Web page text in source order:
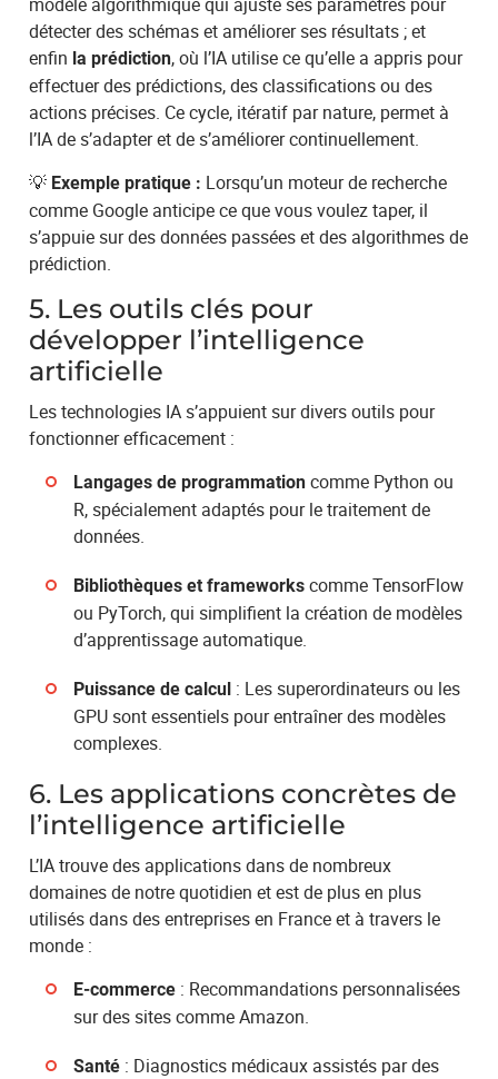
détecter des schémas et améliorer ses résultats ; et
enfin la prédiction, où l’IA utilise ce qu’elle a appris pour
effectuer des prédictions, des classifications ou des
actions précises. Ce cycle, itératif par nature, permet à
l’IA de s’adapter et de s’améliorer continuellement.
💡 Exemple pratique : Lorsqu’un moteur de recherche
comme Google anticipe ce que vous voulez taper, il
s’appuie sur des données passées et des algorithmes de
prédiction.
5. Les outils clés pour
développer l’intelligence
artificielle
Les technologies IA s’appuient sur divers outils pour
fonctionner efficacement :
Langages de programmation comme Python ou
R, spécialement adaptés pour le traitement de
données.
Bibliothèques et frameworks comme TensorFlow
ou PyTorch, qui simplifient la création de modèles
d’apprentissage automatique.
Puissance de calcul : Les superordinateurs ou les
GPU sont essentiels pour entraîner des modèles
complexes.
6. Les applications concrètes de
l’intelligence artificielle
L’IA trouve des applications dans de nombreux
domaines de notre quotidien et est de plus en plus
utilisés dans des entreprises en France et à travers le
monde :
E-commerce : Recommandations personnalisées
sur des sites comme Amazon.
Santé : Diagnostics médicaux assistés par des